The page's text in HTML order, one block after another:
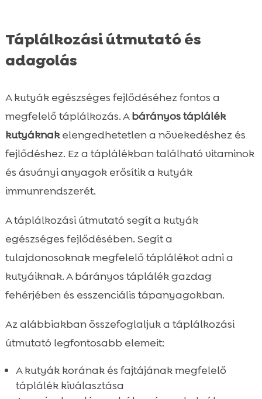
Táplálkozási útmutató és
adagolás
A kutyák egészséges fejlődéséhez fontos a
megfelelő táplálkozás. Abárányos táplálék
kutyáknakelengedhetetlen a növekedéshez és
fejlődéshez. Ez a táplálékban található vitaminok
és ásványi anyagok erősítik a kutyák
immunrendszerét.
A táplálkozási útmutató segít a kutyák
egészséges fejlődésében. Segít a
tulajdonosoknak megfelelő táplálékot adni a
kutyáiknak. A bárányos táplálék gazdag
fehérjében és esszenciális tápanyagokban.
Az alábbiakban összefoglaljuk a táplálkozási
útmutató legfontosabb elemeit:
A kutyák korának és fajtájának megfelelő
táplálék kiválasztása